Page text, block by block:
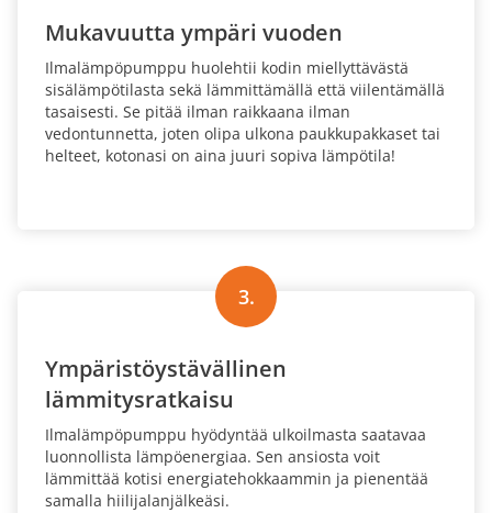
Mukavuutta ympäri vuoden
Ilmalämpöpumppu huolehtii kodin miellyttävästä
sisälämpötilasta sekä lämmittämällä että viilentämällä
tasaisesti. Se pitää ilman raikkaana ilman
vedontunnetta, joten olipa ulkona paukkupakkaset tai
helteet, kotonasi on aina juuri sopiva lämpötila!
3.
Ympäristöystävällinen
lämmitysratkaisu
Ilmalämpöpumppu hyödyntää ulkoilmasta saatavaa
luonnollista lämpöenergiaa. Sen ansiosta voit
lämmittää kotisi energiatehokkaammin ja pienentää
samalla hiilijalanjälkeäsi.